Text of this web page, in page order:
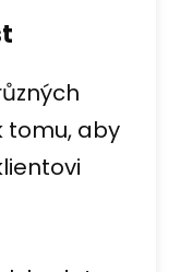
tomu, aby